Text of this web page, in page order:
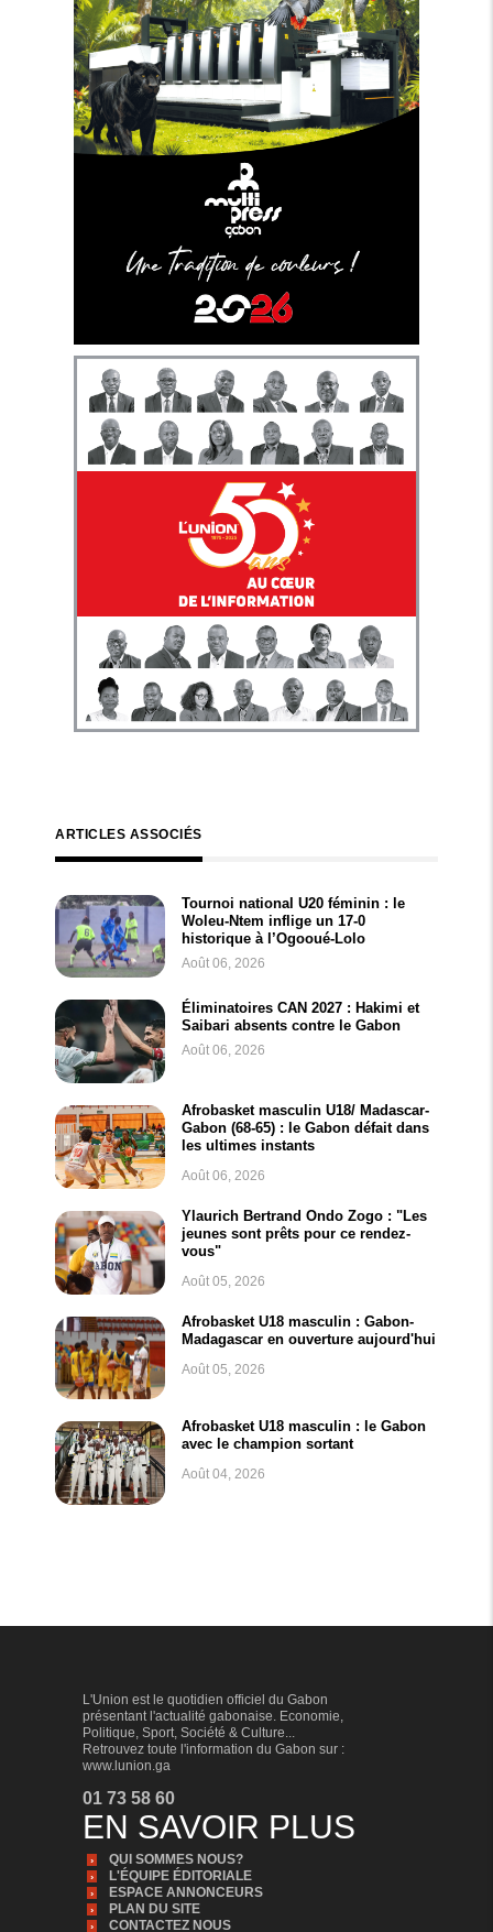
ARTICLES ASSOCIÉS
Tournoi national U20 féminin : le
Woleu-Ntem inflige un 17-0
historique à l’Ogooué-Lolo
Août 06, 2026
Éliminatoires CAN 2027 : Hakimi et
Saibari absents contre le Gabon
Août 06, 2026
Afrobasket masculin U18/ Madascar-
Gabon (68-65) : le Gabon défait dans
les ultimes instants
Août 06, 2026
Ylaurich Bertrand Ondo Zogo : "Les
jeunes sont prêts pour ce rendez-
vous"
Août 05, 2026
Afrobasket U18 masculin : Gabon-
Madagascar en ouverture aujourd'hui
Août 05, 2026
Afrobasket U18 masculin : le Gabon
avec le champion sortant
Août 04, 2026
L'Union est le quotidien officiel du Gabon
présentant l'actualité gabonaise. Economie,
Politique, Sport, Société & Culture...
Retrouvez toute l'information du Gabon sur :
www.lunion.ga
01 73 58 60
EN SAVOIR PLUS
QUI SOMMES NOUS?
L'ÉQUIPE ÉDITORIALE
ESPACE ANNONCEURS
PLAN DU SITE
CONTACTEZ NOUS